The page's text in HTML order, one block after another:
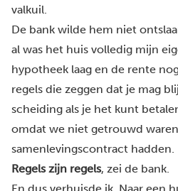
valkuil.
De bank wilde hem niet
al was het huis volledig mijn
hypotheek laag en de rente
regels die zeggen dat je mag
scheiding als je het kunt
omdat we niet getrouwd
samenlevingscontract hadden.
Regels zijn regels, zei de bank.